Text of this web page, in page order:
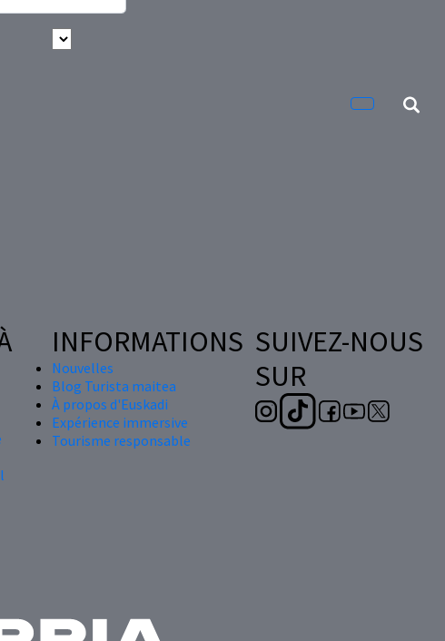
INFORMATIONS
Nouvelles
Blog Turista maitea
À propos d'Euskadi
Expérience immersive
Tourisme responsable
SUIVEZ-NOUS
SUR